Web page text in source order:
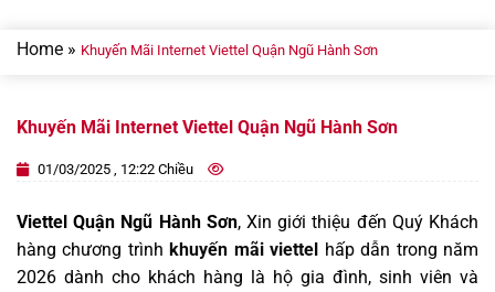
Home » Khuyến Mãi Internet Viettel Quận Ngũ Hành Sơn
Khuyến Mãi Internet Viettel Quận Ngũ Hành Sơn
01/03/2025 , 12:22 Chiều
Viettel Quận Ngũ Hành Sơn, Xin giới thiệu đến Quý Khách
hàng chương trìnhkhuyến mãi viettel hấp dẫn trong năm
2026 dành cho khách hàng là hộ gia đình, sinh viên và